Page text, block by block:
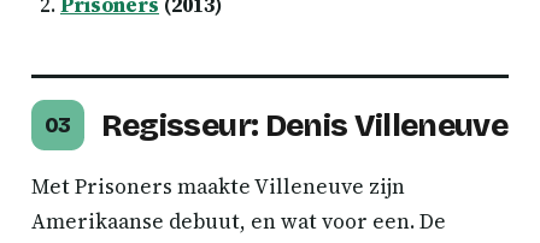
03 Regisseur: Denis Villeneuve
Met Prisoners maakte Villeneuve zijn
Amerikaanse debuut, en wat voor een. De